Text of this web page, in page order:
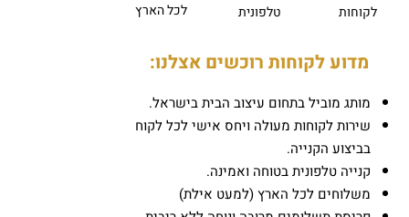
לקוחות
טלפונית
לכל הארץ
מדוע לקוחות רוכשים אצלנו:
מותג מוביל בתחום עיצוב הבית בישראל.
שירות לקוחות מעולה ויחס אישי לכל לקוח
בביצוע הקנייה.
קנייה טלפונית בטוחה ואמינה.
משלוחים לכל הארץ (למעט אילת)